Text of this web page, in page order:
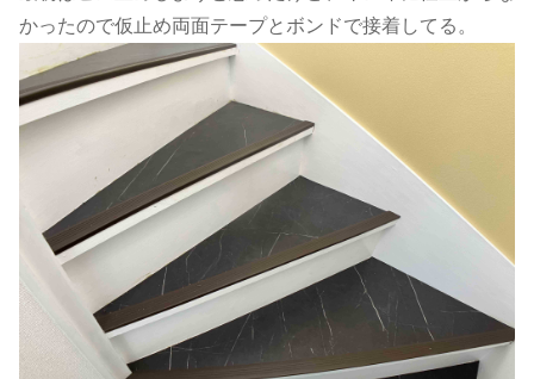
かったので仮止め両面テープとボンドで接着してる。